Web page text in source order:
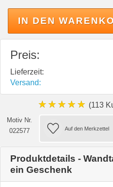
IN DEN
Preis:
Lieferzeit:
Versand:
★★★★★ (113
Motiv Nr.
022577
Produktdetails -
ein Geschenk